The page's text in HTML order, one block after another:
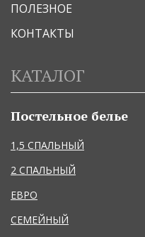
ПОЛЕЗНОЕ
КОНТАКТЫ
КАТАЛОГ
Постельное белье
1,5 СПАЛЬНЫЙ
2 СПАЛЬНЫЙ
ЕВРО
СЕМЕЙНЫЙ